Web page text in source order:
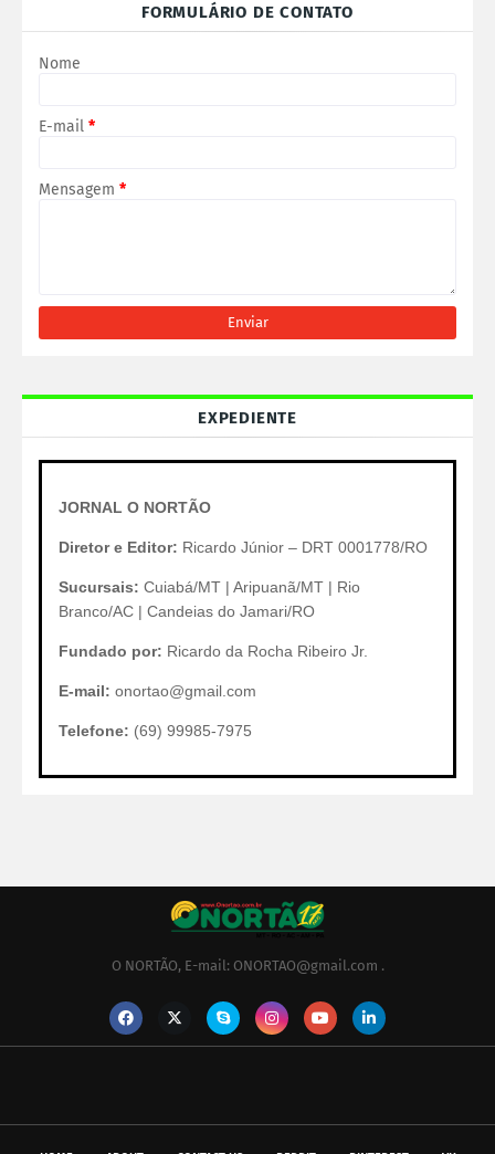
FORMULÁRIO DE CONTATO
Nome
E-mail *
Mensagem *
EXPEDIENTE
JORNAL O NORTÃO
Diretor e Editor: Ricardo Júnior – DRT 0001778/RO
Sucursais: Cuiabá/MT | Aripuanã/MT | Rio
Branco/AC | Candeias do Jamari/RO
Fundado por: Ricardo da Rocha Ribeiro Jr.
E-mail: onortao@gmail.com
Telefone: (69) 99985-7975
O NORTÃO, E-mail: ONORTAO@gmail.com .